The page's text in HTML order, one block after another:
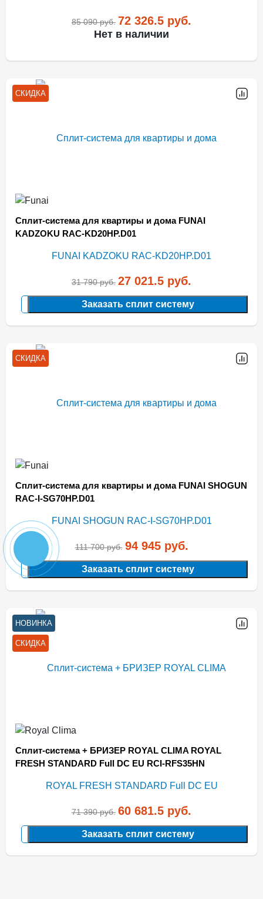
85 090руб. 72 326.5 руб.
Нет в наличии
СКИДКА
Сплит-система для квартиры и дома FUNAI
KADZOKU RAC-KD20HP.D01
31 790руб. 27 021.5 руб.
Заказать сплит систему
СКИДКА
Сплит-система для квартиры и дома FUNAI SHOGUN
RAC-I-SG70HP.D01
111 700руб. 94 945руб.
Заказать сплит систему
НОВИНКА
СКИДКА
Сплит-система + БРИЗЕР ROYAL CLIMA ROYAL
FRESH STANDARD Full DC EU RCI-RFS35HN
71 390руб. 60 681.5 руб.
Заказать сплит систему